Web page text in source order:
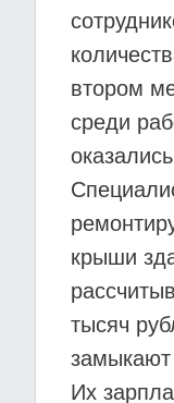
втором
среди
крыши
тысяч
замыкают
Их